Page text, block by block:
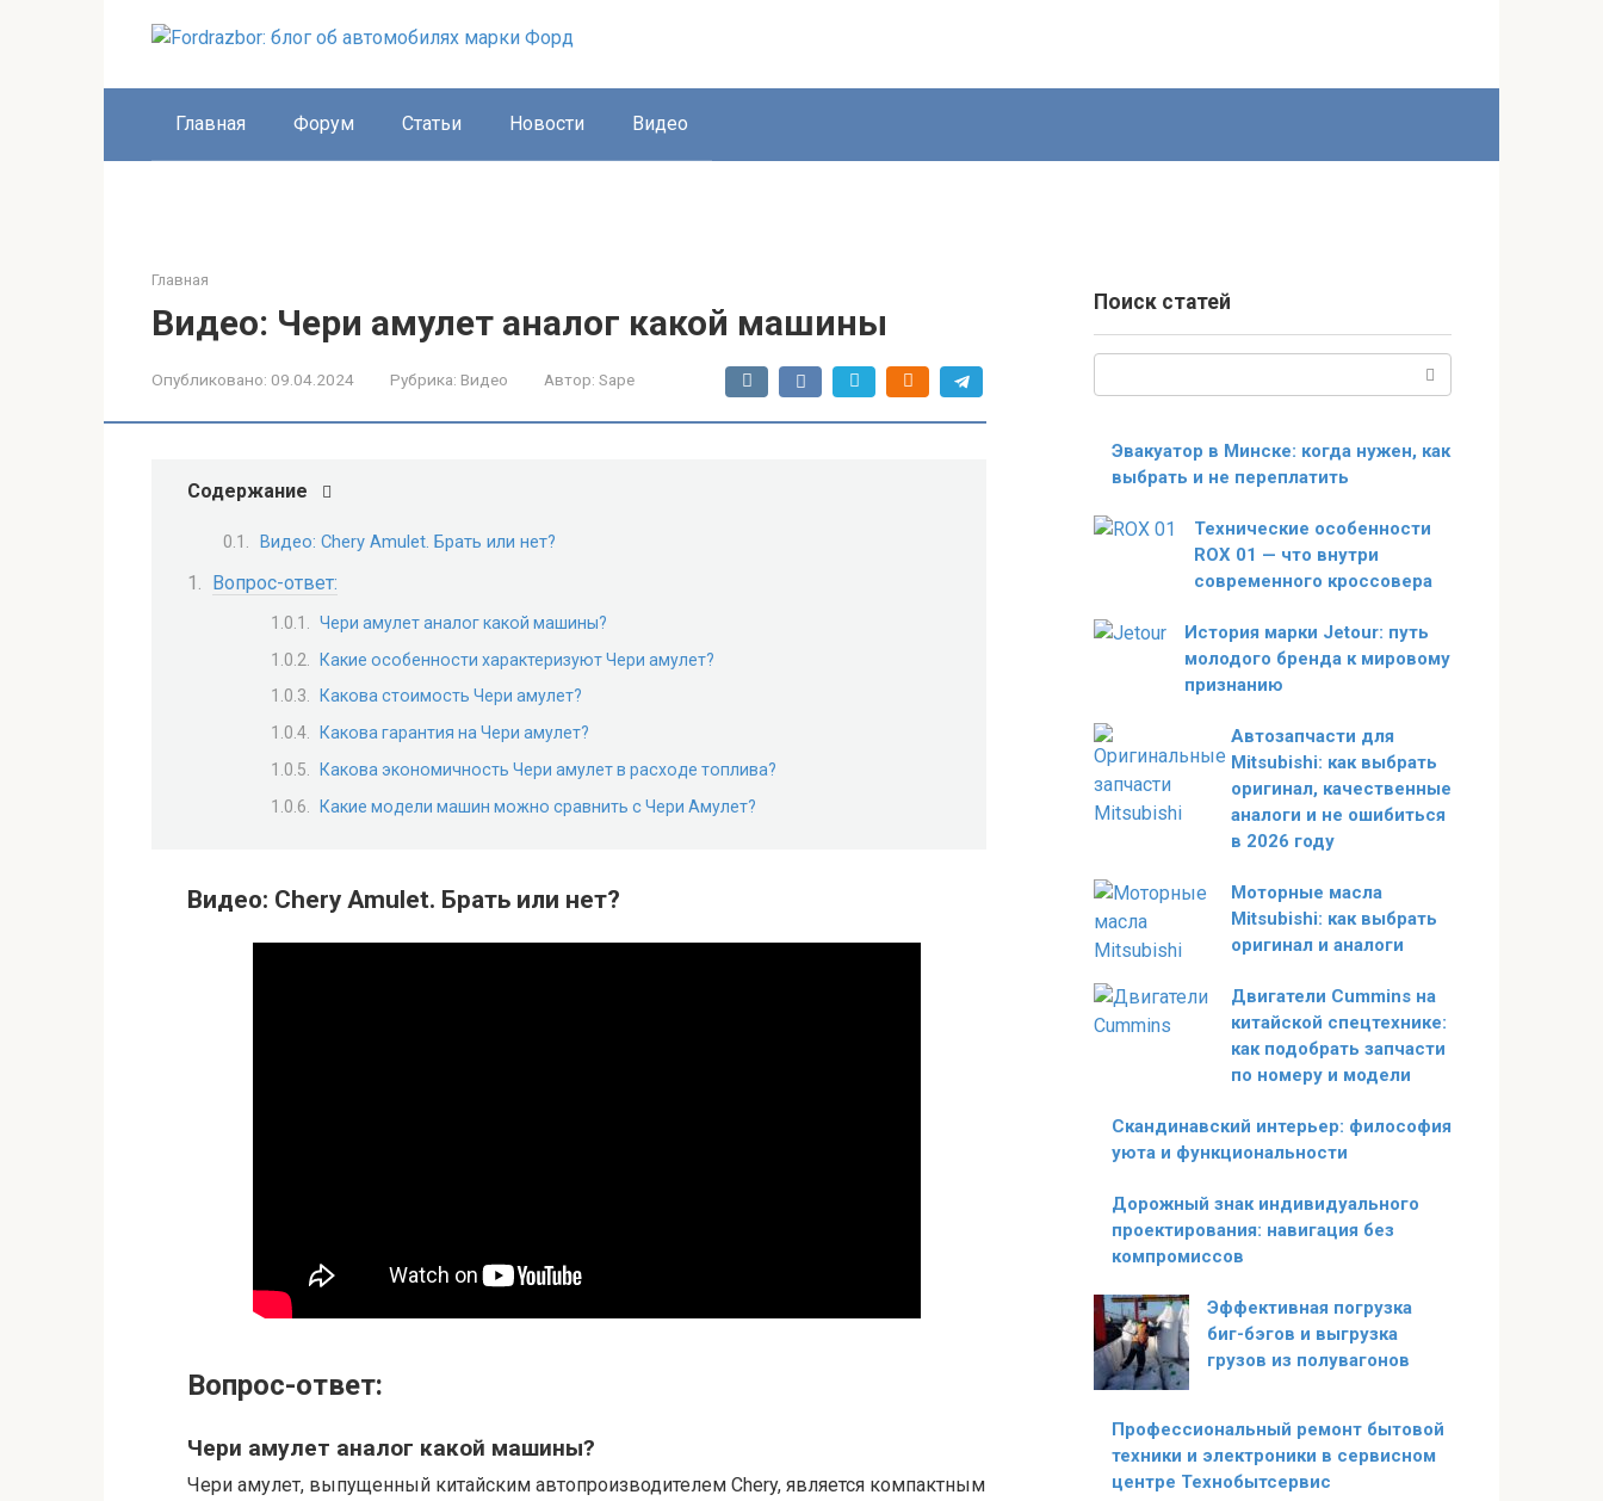
Главная Форум Статьи Новости Видео
Главная
Видео: Чери амулет аналог какой машины
Опубликовано: 09.04.2024 Рубрика: Видео Автор: Sape
Содержание
Видео: Chery Amulet. Брать или нет?
Вопрос-ответ:
Чери амулет аналог какой машины?
Какие особенности характеризуют Чери амулет?
Какова стоимость Чери амулет?
Какова гарантия на Чери амулет?
Какова экономичность Чери амулет в расходе топлива?
Какие модели машин можно сравнить с Чери Амулет?
Видео: Chery Amulet. Брать или нет?
Вопрос-ответ:
Чери амулет аналог какой машины?
Чери амулет, выпущенный китайским автопроизводителем Chery, является компактным
Поиск статей
Эвакуатор в Минске: когда нужен, как
выбрать и не переплатить
Технические особенности
ROX 01 — что внутри
современного кроссовера
История марки Jetour: путь
молодого бренда к мировому
признанию
Автозапчасти для
Mitsubishi: как выбрать
оригинал, качественные
аналоги и не ошибиться
в 2026 году
Моторные масла
Mitsubishi: как выбрать
оригинал и аналоги
Двигатели Cummins на
китайской спецтехнике:
как подобрать запчасти
по номеру и модели
Скандинавский интерьер: философия
уюта и функциональности
Дорожный знак индивидуального
проектирования: навигация без
компромиссов
Эффективная погрузка
биг-бэгов и выгрузка
грузов из полувагонов
Профессиональный ремонт бытовой
техники и электроники в сервисном
центре Технобытсервис